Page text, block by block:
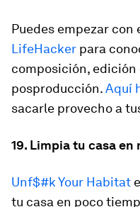
Puedes empezar con
LifeHacker para
composición, edición
posproducción.Aquí
sacarle provecho a
19. Limpia tu casa en
Unf$#k Your Habitat
tu casa en poco